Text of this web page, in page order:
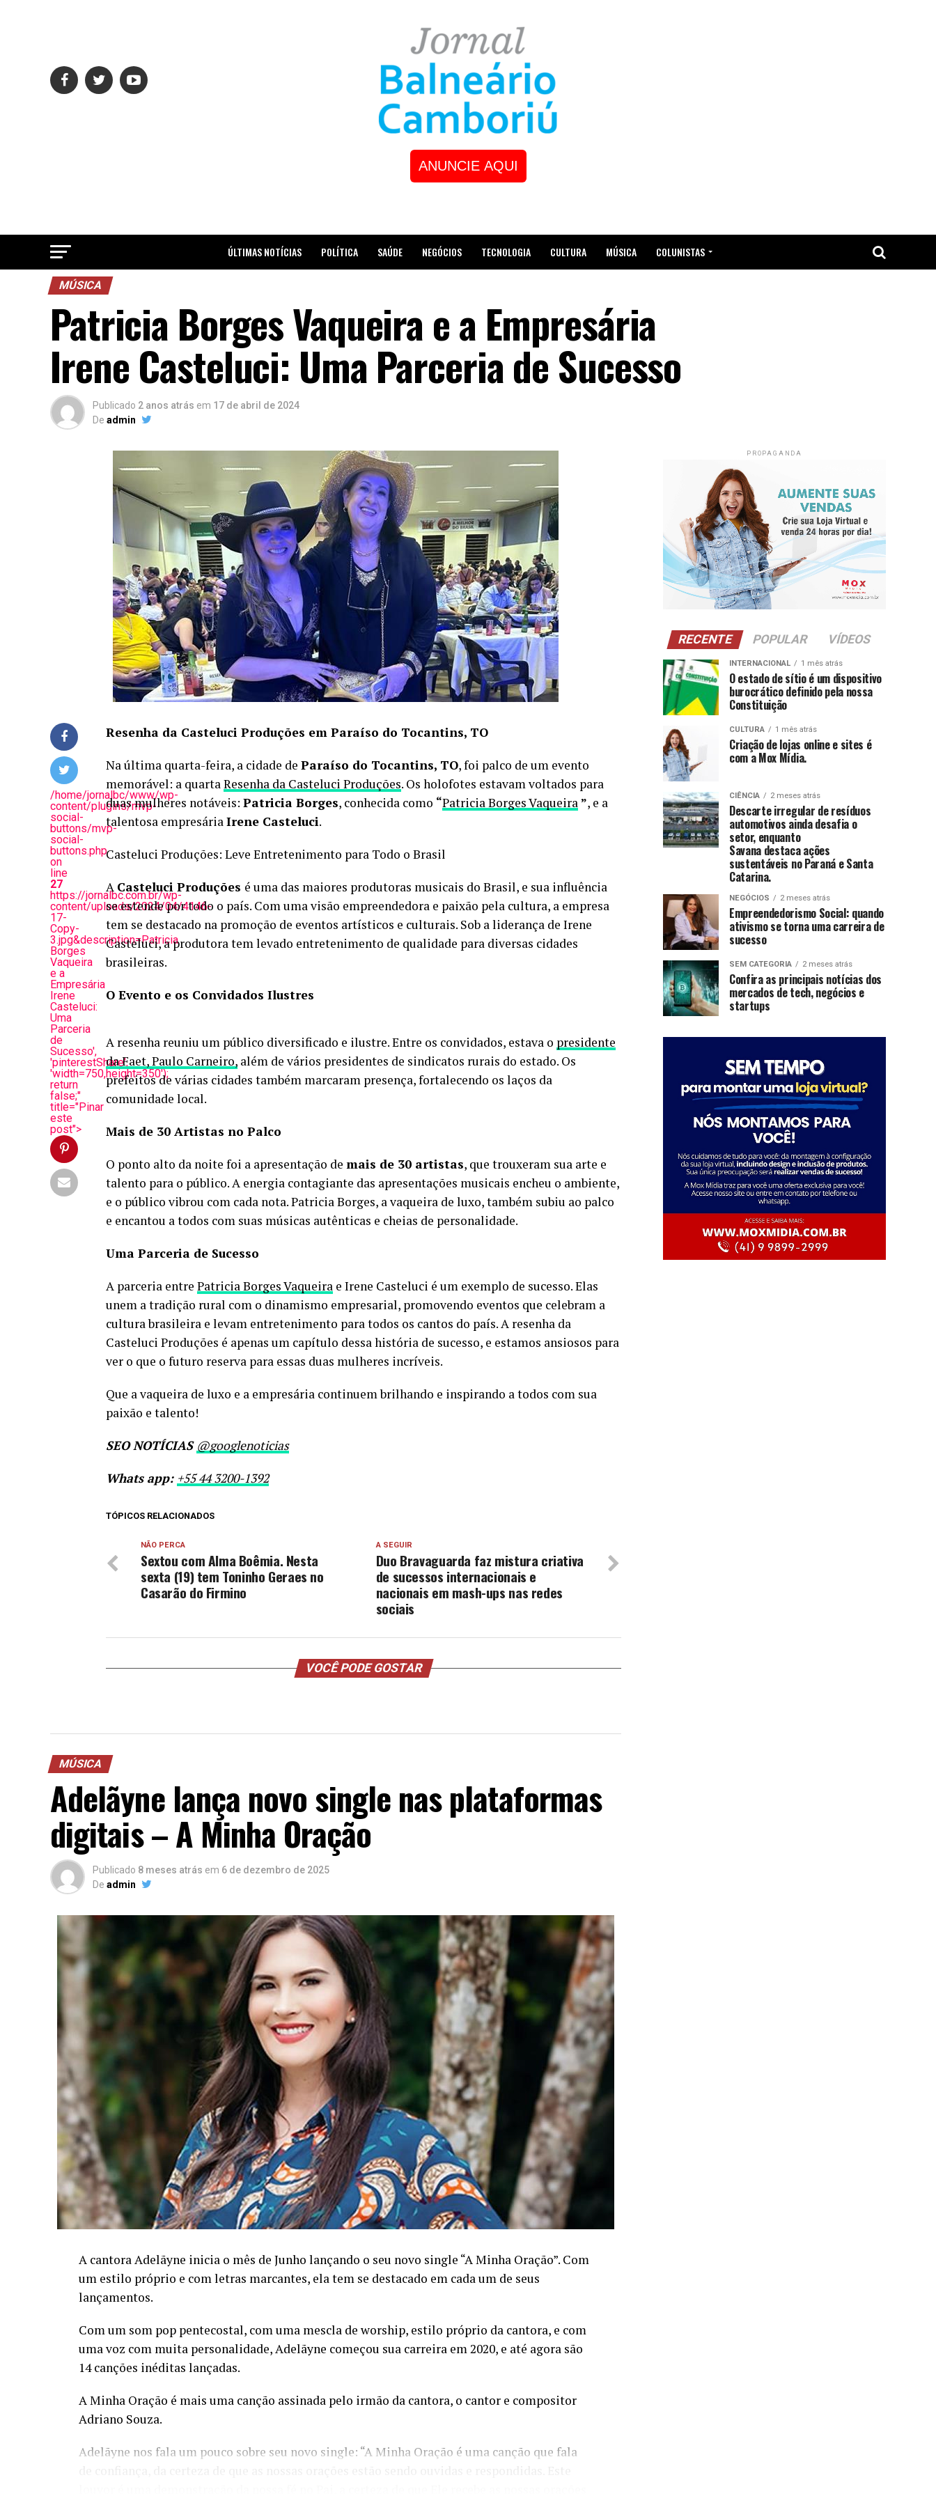
ANUNCIE AQUI
ÚLTIMAS NOTÍCIAS POLÍTICA SAÚDE NEGÓCIOS TECNOLOGIA CULTURA MÚSICA COLUNISTAS
MÚSICA
Patricia Borges Vaqueira e a Empresária
Irene Casteluci: Uma Parceria de Sucesso
Publicado 2 anos atrás em 17 de abril de 2024
De admin
/home/jornalbc/www/wp-
content/plugins/mvp-
social-
buttons/mvp-
social-
buttons.php
on
line
27
https://jornalbc.com.br/wp-
content/uploads/2024/04/4146-
17-
Copy-
3.jpg&description=Patricia
Borges
Vaqueira
e a
Empresária
Irene
Casteluci:
Uma
Parceria
de
Sucesso',
'pinterestShare',
'width=750,height=350');
return
false;"
title="Pinar
este
post">
Resenha da Casteluci Produções em Paraíso do Tocantins, TO
Na última quarta-feira, a cidade de Paraíso do Tocantins, TO, foi palco de um evento
memorável: a quartaResenha da Casteluci Produções. Os holofotes estavam voltados para
duas mulheres notáveis: Patricia Borges, conhecida como “Patricia Borges Vaqueira ”, e a
talentosa empresáriaIrene Casteluci.
Casteluci Produções: Leve Entretenimento para Todo o Brasil
A Casteluci Produções é uma das maiores produtoras musicais do Brasil, e sua influência
se estende por todo o país. Com uma visão empreendedora e paixão pela cultura, a empresa
tem se destacado na promoção de eventos artísticos e culturais. Sob a liderança de Irene
Casteluci, a produtora tem levado entretenimento de qualidade para diversas cidades
brasileiras.
O Evento e os Convidados Ilustres
A resenha reuniu um público diversificado e ilustre. Entre os convidados, estava o presidente
da Faet, Paulo Carneiro, além de vários presidentes de sindicatos rurais do estado. Os
prefeitos de várias cidades também marcaram presença, fortalecendo os laços da
comunidade local.
Mais de 30 Artistas no Palco
O ponto alto da noite foi a apresentação de mais de 30 artistas, que trouxeram sua arte e
talento para o público. A energia contagiante das apresentações musicais encheu o ambiente,
e o público vibrou com cada nota. Patricia Borges, a vaqueira de luxo, também subiu ao palco
e encantou a todos com suas músicas autênticas e cheias de personalidade.
Uma Parceria de Sucesso
A parceria entre Patricia Borges Vaqueira e Irene Casteluci é um exemplo de sucesso. Elas
unem a tradição rural com o dinamismo empresarial, promovendo eventos que celebram a
cultura brasileira e levam entretenimento para todos os cantos do país. A resenha da
Casteluci Produções é apenas um capítulo dessa história de sucesso, e estamos ansiosos para
ver o que o futuro reserva para essas duas mulheres incríveis.
Que a vaqueira de luxo e a empresária continuem brilhando e inspirando a todos com sua
paixão e talento!
SEO NOTÍCIAS @googlenoticias
Whats app: +55 44 3200-1392
TÓPICOS RELACIONADOS
A SEGUIR
Duo Bravaguarda faz mistura criativa
de sucessos internacionais e
nacionais em mash-ups nas redes
sociais
NÃO PERCA
Sextou com Alma Boêmia. Nesta
sexta (19) tem Toninho Geraes no
Casarão do Firmino
VOCÊ PODE GOSTAR
MÚSICA
Adelãyne lança novo single nas plataformas
digitais – A Minha Oração
Publicado 8 meses atrás em 6 de dezembro de 2025
De admin
A cantora Adelãyne inicia o mês de Junho lançando o seu novo single “A Minha Oração”. Com
um estilo próprio e com letras marcantes, ela tem se destacado em cada um de seus
lançamentos.
Com um som pop pentecostal, com uma mescla de worship, estilo próprio da cantora, e com
uma voz com muita personalidade, Adelãyne começou sua carreira em 2020, e até agora são
14 canções inéditas lançadas.
A Minha Oração é mais uma canção assinada pelo irmão da cantora, o cantor e compositor
Adriano Souza.
Adelãyne nos fala um pouco sobre seu novo single: “A Minha Oração é uma canção que fala
PROPAGANDA
RECENTE POPULAR VÍDEOS
INTERNACIONAL 1 mês atrás
O estado de sítio é um dispositivo
burocrático definido pela nossa
Constituição
CULTURA 1 mês atrás
Criação de lojas online e sites é
com a Mox Mídia.
CIÊNCIA 2 meses atrás
Descarte irregular de resíduos
automotivos ainda desafia o
setor, enquanto
Savana destaca ações
sustentáveis no Paraná e Santa
Catarina.
NEGÓCIOS 2 meses atrás
Empreendedorismo Social: quando
ativismo se torna uma carreira de
sucesso
SEM CATEGORIA 2 meses atrás
Confira as principais notícias dos
mercados de tech, negócios e
startups